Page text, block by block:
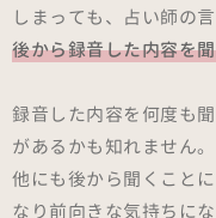
しまっても、占い師の
後から録音した内容を
録音した内容を何度も
があるかも知れません。
他にも後から聞くこと
なり前向きな気持ちに